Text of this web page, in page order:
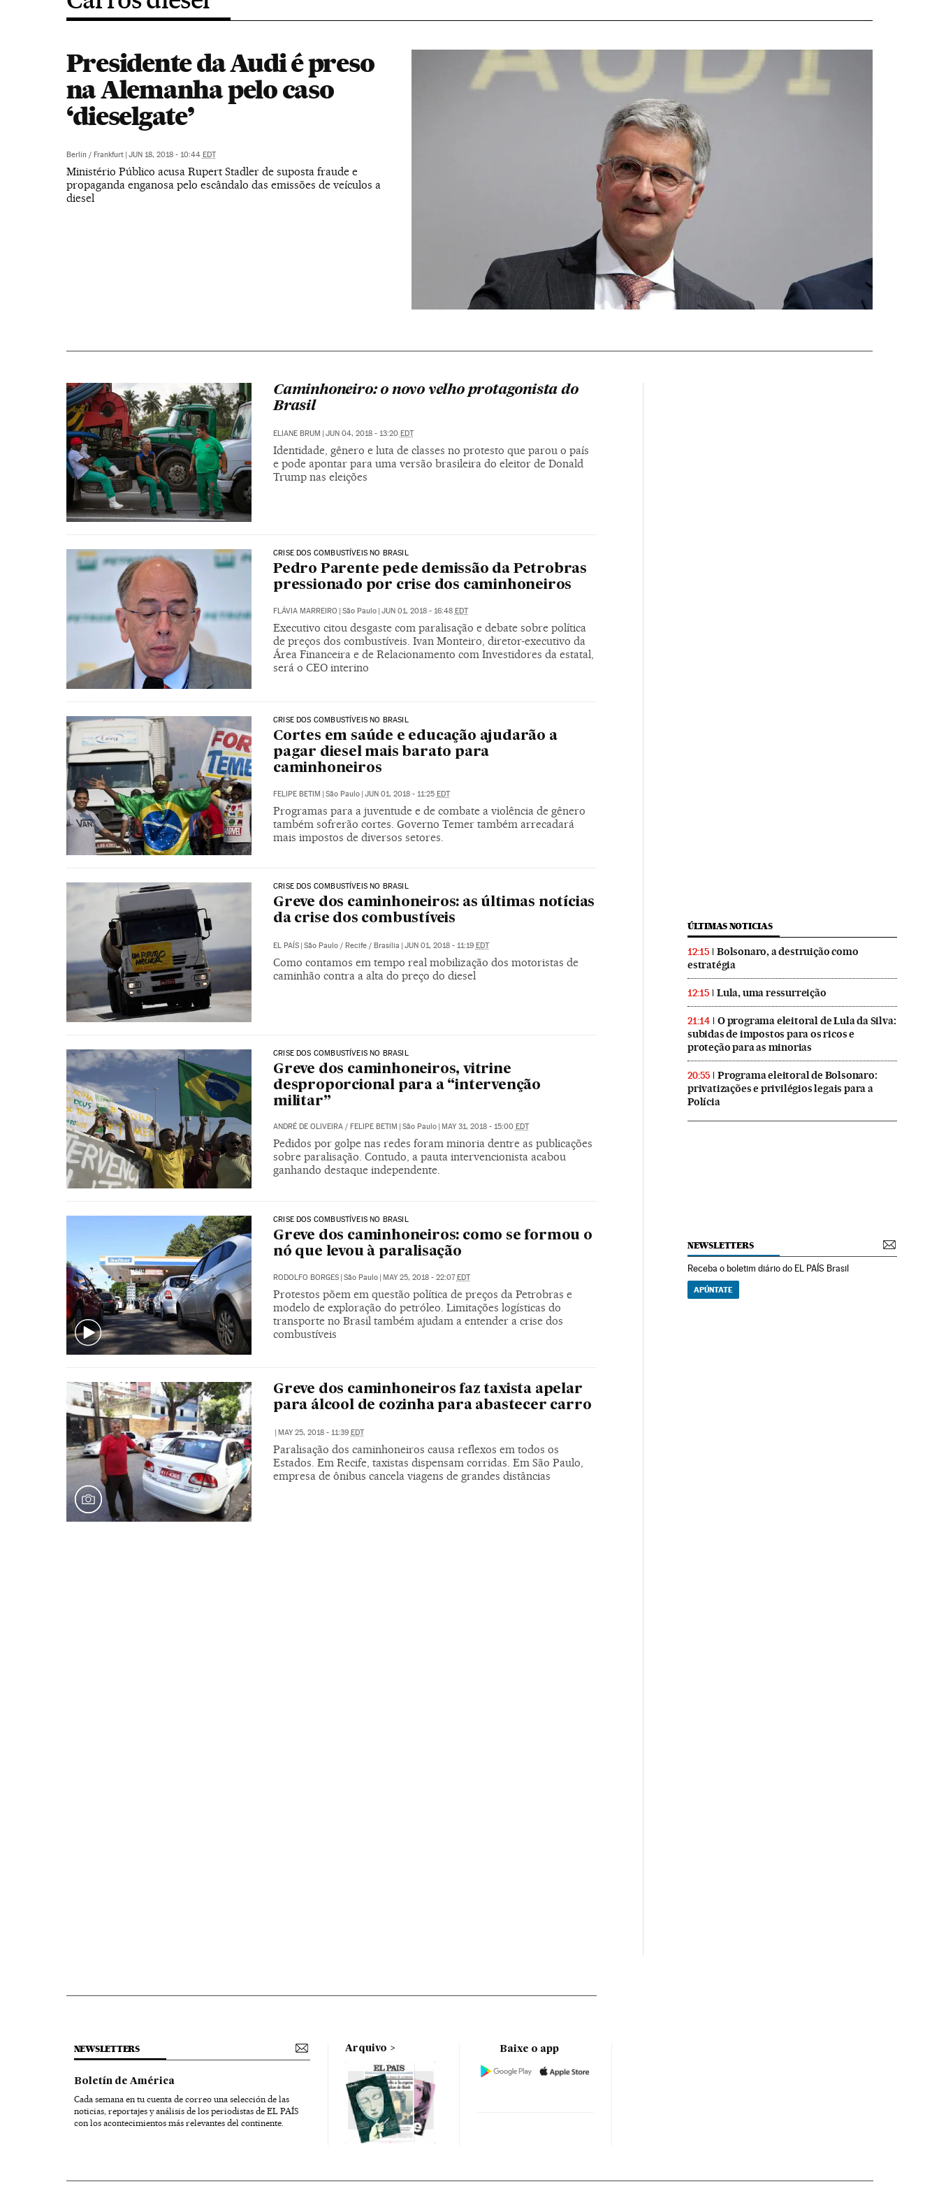
Presidente da Audi é preso
na Alemanha pelo caso
‘dieselgate’
Berlín / Frankfurt | JUN 18, 2018 - 10:44 EDT
Ministério Público acusa Rupert Stadler de suposta fraude e
propaganda enganosa pelo escândalo das emissões de veículos a
diesel
Caminhoneiro: o novo velho protagonista do
Brasil
ELIANE BRUM | JUN 04, 2018 - 13:20 EDT
Identidade, gênero e luta de classes no protesto que parou o país
e pode apontar para uma versão brasileira do eleitor de Donald
Trump nas eleições
CRISE DOS COMBUSTÍVEIS NO BRASIL
Pedro Parente pede demissão da Petrobras
pressionado por crise dos caminhoneiros
FLÁVIA MARREIRO São Paulo JUN 01, 2018 - 16:48 EDT
Executivo citou desgaste com paralisação e debate sobre política
de preços dos combustíveis. Ivan Monteiro, diretor-executivo da
Área Financeira e de Relacionamento com Investidores da estatal,
será o CEO interino
CRISE DOS COMBUSTÍVEIS NO BRASIL
Cortes em saúde e educação ajudarão a
pagar diesel mais barato para
caminhoneiros
FELIPE BETIM | São Paulo | JUN 01, 2018 - 11:25 EDT
Programas para a juventude e de combate a violência de gênero
também sofrerão cortes. Governo Temer também arrecadará
mais impostos de diversos setores.
CRISE DOS COMBUSTÍVEIS NO BRASIL
Greve dos caminhoneiros: as últimas notícias
da crise dos combustíveis
EL PAÍS | São Paulo / Recife / Brasília | JUN 01, 2018 - 11:19 EDT
Como contamos em tempo real mobilização dos motoristas de
caminhão contra a alta do preço do diesel
CRISE DOS COMBUSTÍVEIS NO BRASIL
Greve dos caminhoneiros, vitrine
desproporcional para a “intervenção
militar”
ANDRÉ DE OLIVEIRA/ FELIPE BETIM São Paulo MAY 31, 2018 - 15:00 EDT
Pedidos por golpe nas redes foram minoria dentre as publicações
sobre paralisação. Contudo, a pauta intervencionista acabou
ganhando destaque independente.
CRISE DOS COMBUSTÍVEIS NO BRASIL
Greve dos caminhoneiros: como se formou o
nó que levou à paralisação
RODOLFO BORGES | São Paulo | MAY 25, 2018 - 22:07EDT
Protestos põem em questão política de preços da Petrobras e
modelo de exploração do petróleo. Limitações logísticas do
transporte no Brasil também ajudam a entender a crise dos
combustíveis
Greve dos caminhoneiros faz taxista apelar
para álcool de cozinha para abastecer carro
MAY 25, 2018 - 11:39 EDT
Paralisação dos caminhoneiros causa reflexos em todos os
Estados. Em Recife, taxistas dispensam corridas. Em São Paulo,
empresa de ônibus cancela viagens de grandes distâncias
ÚLTIMAS NOTICIAS
12:15
Bolsonaro, a destruição como
estratégia
12:15 Lula, uma ressurreição
21:14
O programa eleitoral de Lula da Silva:
subidas de impostos para os ricos e
proteção para as minorias
20:55
Programa eleitoral de Bolsonaro:
privatizações e privilégios legais para a
Polícia
NEWSLETTERS
Receba o boletim diário do EL PAÍS Brasil
APÚNTATE
NEWSLETTERS
Boletín de América
Cada semana en tu cuenta de correo una selección de las
noticias, reportajes y análisis de los periodistas de EL PAÍS
con los acontecimientos más relevantes del continente.
Arquivo Baixe o app